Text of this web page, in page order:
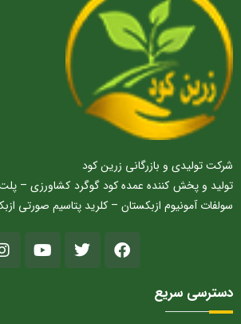
شرکت تولیدی و بازرگانی زرین کود
تولید و پخش کننده عمده کود گوگرد کشاورزی –
سولفات آمونیوم ازبکستان – کلرید پتاسیم صورتی
دسترسی سریع